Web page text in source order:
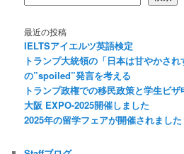
最近の投稿
IELTSアイエルツ英語検定
トランプ大統領の「日本は甘やかされ
の”spoiled”発言を考える
トランプ政権での移民政策と学生ビザ
大阪 EXPO-2025開催しました
2025年の留学フェアが開催されました